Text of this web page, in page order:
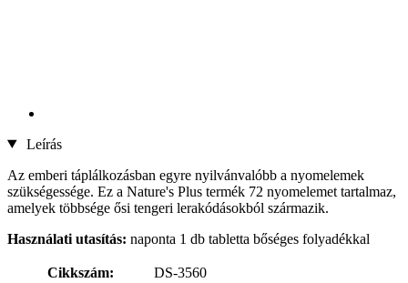
Leírás
Az emberi táplálkozásban egyre nyilvánvalóbb a nyomelemek
szükségessége. Ez a Nature's Plus termék 72 nyomelemet tartalmaz,
amelyek többsége ősi tengeri lerakódásokból származik.
Használati utasítás: naponta 1 db tabletta bőséges folyadékkal
Cikkszám:
DS-3560